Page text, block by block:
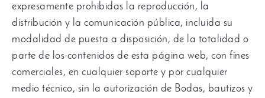
expresamente prohibidas la reproducción, la
distribución y la comunicación pública, incluida su
modalidad de puesta a disposición, de la totalidad o
parte de los contenidos de esta página web, con fines
comerciales, en cualquier soporte y por cualquier
medio técnico, sin la autorización de Bodas, bautizos y